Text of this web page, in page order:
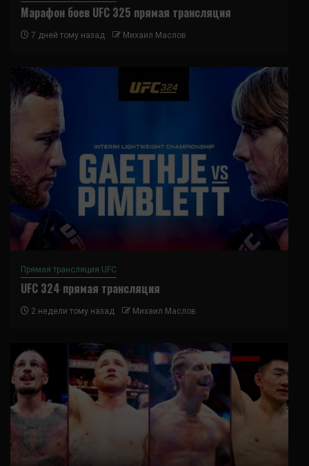
Марафон боев UFC 325 прямая трансляция
7 дней тому назад Михаил Маслов
Прямая трансляция UFC
UFC 324 прямая трансляция
2 недели тому назад Михаил Маслов